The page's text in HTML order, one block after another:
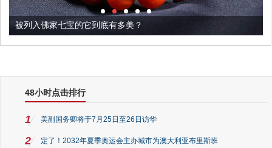
被列入佛家七宝的它到底有多美？
48小时点击排行
1 美副国务卿将于7月25日至26日访华
2 定了！2032年夏季奥运会主办城市为澳大利亚布里斯班